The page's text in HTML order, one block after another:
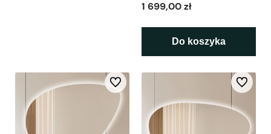
1 699,00 zł
Do koszyka
Do ulubionych Do